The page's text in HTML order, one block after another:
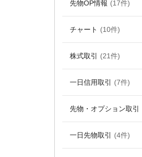
先物OP情報 (17件)
チャート (10件)
株式取引 (21件)
一日信用取引 (7件)
先物・オプション取引
一日先物取引 (4件)